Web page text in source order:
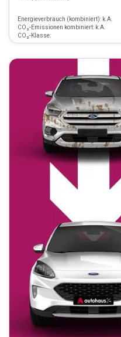
Energieverbrauch (kombiniert): k.A.
CO₂-Emissionen kombiniert: k.A.
CO₂-Klasse: